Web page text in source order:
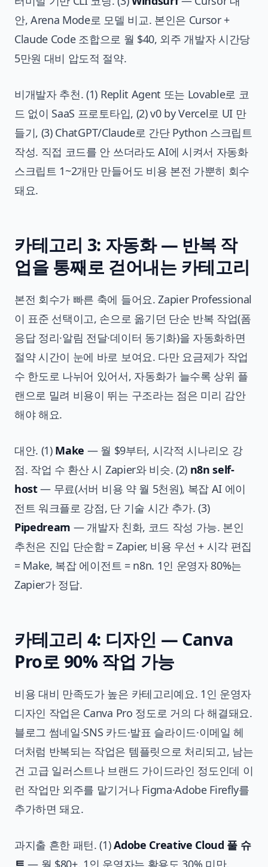
안, Arena Mode로 모델 비교. 본인은 Cursor +
Claude Code 조합으로 월 $40, 외주 개발자 시간당
5만원 대비 압도적 절약.
비개발자 추천. (1) Replit Agent 또는 Lovable로 코
드 없이 SaaS 프로토타입, (2) v0 by Vercel로 UI 만
들기, (3) ChatGPT/Claude로 간단 Python 스크립트
작성. 직접 코드를 안 쓰더라도 AI에 시켜서 자동화
스크립트 1~2개만 만들어도 비용 본전 가뿐히 회수
돼요.
카테고리 3: 자동화 — 반복 작
업을 통째로 걷어내는 카테고리
본전 회수가 빠른 축에 들어요. Zapier Professional
이 표준 선택이고, 손으로 옮기던 단순 반복 작업(폼
응답 정리·알림 전달·데이터 동기화)을 자동화하면
절약 시간이 눈에 바로 보여요. 다만 요금제가 작업
수 한도로 나뉘어 있어서, 자동화가 늘수록 상위 플
랜으로 밀려 비용이 뛰는 구조라는 점은 미리 감안
해야 해요.
대안. (1) Make — 월 $9부터, 시각적 시나리오 강
점. 작업 수 환산 시 Zapier와 비슷. (2) n8n self-
host— 무료(서버 비용 약 월 5천원), 복잡 AI 에이
전트 워크플로 강점, 단 기술 시간 추가. (3)
Pipedream — 개발자 친화, 코드 작성 가능. 본인
추천은 진입 단순함 = Zapier, 비용 우선 + 시각 편집
= Make, 복잡 에이전트 = n8n. 1인 운영자 80%는
Zapier가 정답.
카테고리 4: 디자인 — Canva
Pro로 90% 작업 가능
비용 대비 만족도가 높은 카테고리예요. 1인 운영자
디자인 작업은 Canva Pro 정도로 거의 다 해결돼요.
블로그 썸네일·SNS 카드·발표 슬라이드·이메일 헤
더처럼 반복되는 작업은 템플릿으로 처리되고, 남는
건 고급 일러스트나 브랜드 가이드라인 정도인데 이
런 작업만 외주를 맡기거나 Figma·Adobe Firefly를
추가하면 돼요.
과지출 흔한 패턴. (1)Adobe Creative Cloud 풀 슈
트— 월 $80+, 1인 운영자는 활용도 30% 미만,